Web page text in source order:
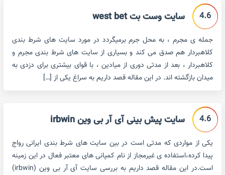
4.6 سایت وست بت west bet
جمله ی مجرم ، به محل جرم برمیگردد در مورد سایت های شرط بندی
کلاهبردار هم صدق می کند و بسیاری از سایت های شرط بندی مجرم و
کلاهبردار ، بعد از مدتی دوری از میادین ، با قوای بیشتری برای دزدی به
میدان بازگشته اند. در این مقاله قصد داریم به سراغ یکی از […]
4.6 سایت پیش بینی آی آر بی وین irbwin
یکی از مواردی که مدتی است در بین سایت های شرط بندی ایرانی رواج
پیدا کرده،استفاده ی غیرمجاز از نام کمپانی های معتبر فعال در این زمینه
است.در این مقاله قصد داریم به بررسی سایت آی آر بی وین (irbwin)